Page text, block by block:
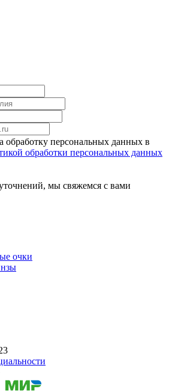
обработку персональных данных в
обработки персональных данных
мы свяжемся с вами
очки